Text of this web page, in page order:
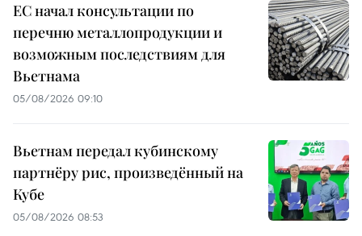
ЕС начал консультации по
перечню металлопродукции и
возможным последствиям для
Вьетнама
05/08/2026 09:10
Вьетнам передал кубинскому
партнёру рис, произведённый на
Кубе
05/08/2026 08:53